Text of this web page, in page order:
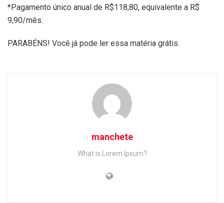
*Pagamento único anual de R$118,80, equivalente a R$
9,90/mês.
PARABÉNS! Você já pode ler essa matéria grátis.
manchete
What is Lorem Ipsum?